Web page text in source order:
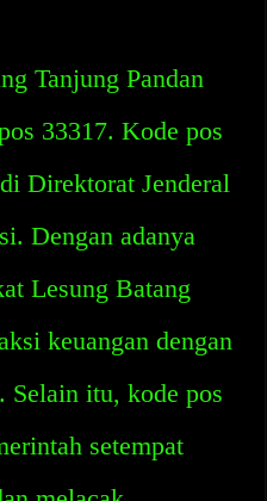
Tanjung Pandan
33317. Kode pos
Direktorat Jenderal
Dengan adanya
Lesung Batang
keuangan dengan
Selain itu, kode pos
setempat